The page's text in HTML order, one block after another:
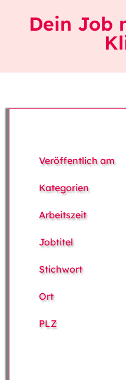
Dein Job
Veröffentlich am
Kategorien
Arbeitszeit
Jobtitel
Stichwort
Ort
PLZ